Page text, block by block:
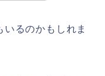
るのかもしれま